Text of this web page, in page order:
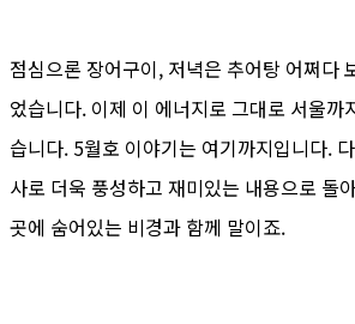
점심으론 장어구이, 저녁은 추어탕 어쩌다
었습니다. 이제 이 에너지로 그대로 서울까
습니다. 5월호 이야기는 여기까지입니다.
사로 더욱 풍성하고 재미있는 내용으로 돌
곳에 숨어있는 비경과 함께 말이죠.